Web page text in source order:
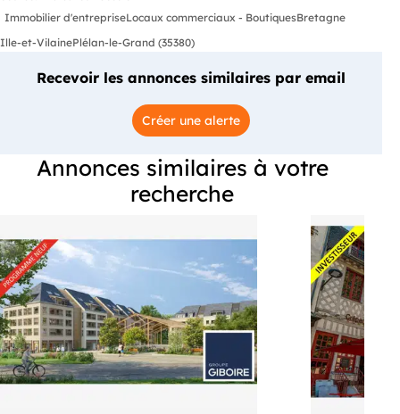
Immobilier d'entrepriseLocaux commerciaux - BoutiquesBretagne
Ille-et-VilainePlélan-le-Grand (35380)
Recevoir les annonces similaires par email
Créer une alerte
Annonces similaires à votre
recherche